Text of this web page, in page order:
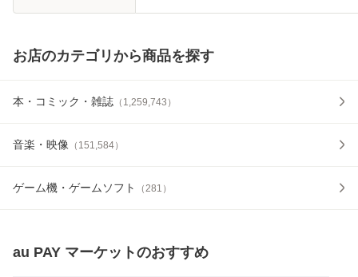
お店のカテゴリから商品を探す
本・コミック・雑誌 （ 1,259,743 ）
音楽・映像 （ 151,584）
ゲーム機・ゲームソフト （281 ）
au PAY マーケットのおすすめ